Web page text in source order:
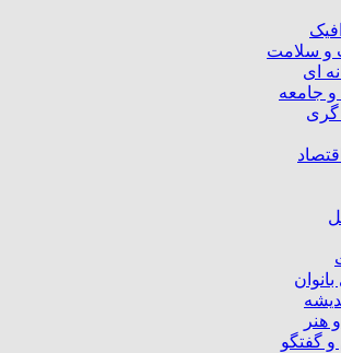
و سلامت
ای
جامعه
گری
هنر
گفتگو